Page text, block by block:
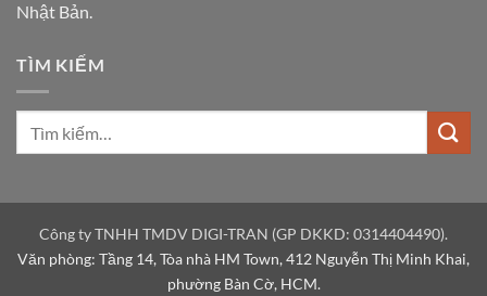
Nhật Bản.
TÌM KIẾM
Công ty TNHH TMDV DIGI-TRAN (GP DKKD: 0314404490).
Văn phòng: Tầng 14, Tòa nhà HM Town, 412 Nguyễn Thị Minh Khai,
phường Bàn Cờ, HCM.